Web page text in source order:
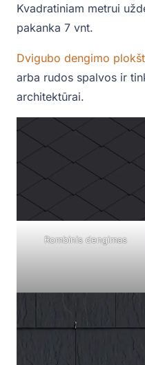
Kvadratiniam metrui
pakanka 7 vnt.
Dvigubo dengimo
arba rudos spalvos ir
architektūrai.
Rombinis dengimas